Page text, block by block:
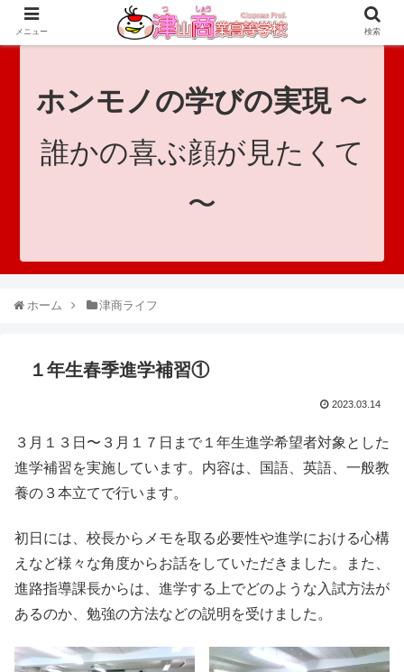
since 1921｜地域と共に未来へつなげ！｜Tsuyama Commercial High School
ホンモノの学びの実現〜
誰かの喜ぶ顔が見たくて
〜
ホーム 津商ライフ
１年生春季進学補習①
2023.03.14
３月１３日〜３月１７日まで１年生進学希望者対象とした
進学補習を実施しています。内容は、国語、英語、一般教
養の３本立てで行います。
初日には、校長からメモを取る必要性や進学における心構
えなど様々な角度からお話をしていただきました。また、
進路指導課長からは、進学する上でどのような入試方法が
あるのか、勉強の方法などの説明を受けました。
メニュー 検索